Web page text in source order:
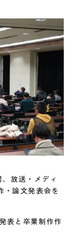
放送・メディ
・論文発表会を
表と卒業制作作